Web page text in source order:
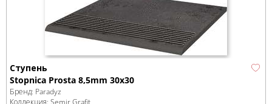
Ступень
Stopnica Prosta 8,5mm 30х30
Бренд: Paradyz
Коллекция: Semir Grafit